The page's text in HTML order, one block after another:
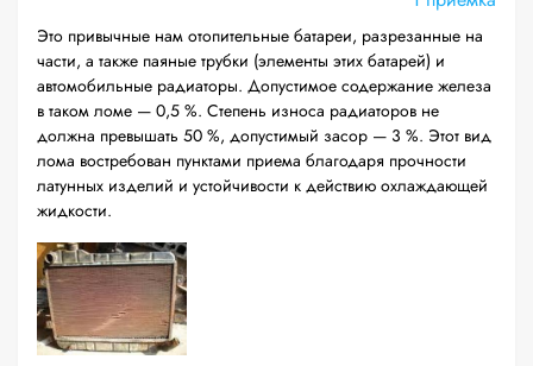
Это привычные нам отопительные батареи, разрезанные на
части, а также паяные трубки (элементы этих батарей) и
автомобильные радиаторы. Допустимое содержание железа
в таком ломе — 0,5 %. Степень износа радиаторов не
должна превышать 50 %, допустимый засор — 3 %. Этот вид
лома востребован пунктами приема благодаря прочности
латунных изделий и устойчивости к действию охлаждающей
жидкости.